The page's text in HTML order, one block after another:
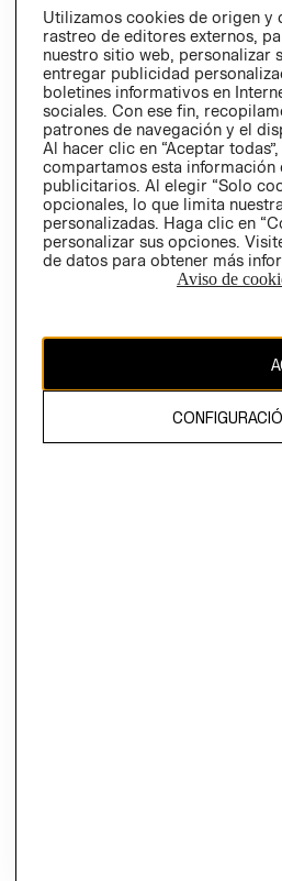
Uruguay ($U)
El contenido de esta página web está
propiedad de H&M Hennes & Mauritz
Utilizamos cookies de origen y
rastreo de editores externos,
nuestro sitio web, personalizar
entregar publicidad
boletines informativos en
sociales. Con ese fin,
patrones de navegación y el
Al hacer clic en “Aceptar
compartamos esta
publicitarios. Al elegir “Solo
opcionales, lo que limita
personalizadas. Haga clic en
personalizar sus opciones.
de datos para obtener más
Aviso de